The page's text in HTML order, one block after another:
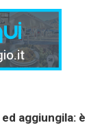
ed aggiungila: è